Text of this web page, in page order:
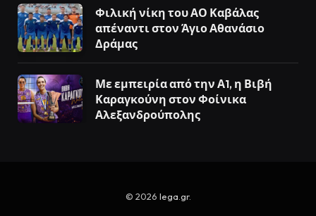
Φιλική νίκη του ΑΟ Καβάλας
απέναντι στον Άγιο Αθανάσιο
Δράμας
Με εμπειρία από την Α1, η Βιβή
Καραγκούνη στον Φοίνικα
Αλεξανδρούπολης
© 2026 lega.gr.